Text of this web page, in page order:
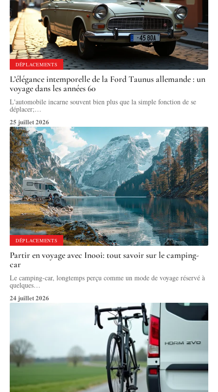
DÉPLACEMENTS
L’élégance intemporelle de la Ford Taunus allemande : un
voyage dans les années 60
L'automobile incarne souvent bien plus que la simple fonction de se
déplacer;…
25 juillet 2026
DÉPLACEMENTS
Partir en voyage avec Inooi: tout savoir sur le camping-
car
Le camping-car, longtemps perçu comme un mode de voyage réservé à
quelques…
24 juillet 2026